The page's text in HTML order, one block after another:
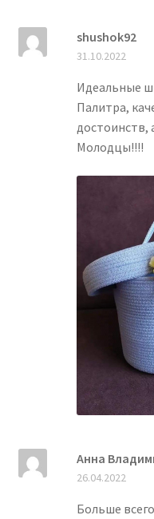
shushok92
31.10.2022
Идеальные
Палитра,
достоинств,
Молодцы!!!!
Анна
26.04.2022
Больше